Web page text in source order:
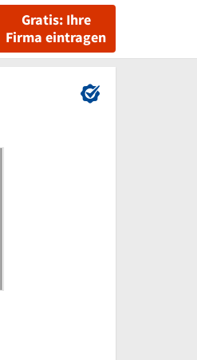
Gratis: Ihre
Firma eintragen